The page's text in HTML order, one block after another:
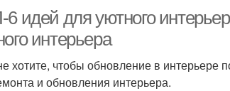
идей для уютного
интерьера
хотите, чтобы обновление в интерьере
и обновления интерьера.